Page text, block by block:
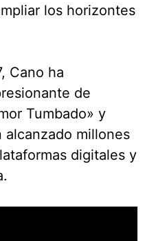
los horizontes
Cano ha
de
Tumbado» y
alcanzado millones
digitales y